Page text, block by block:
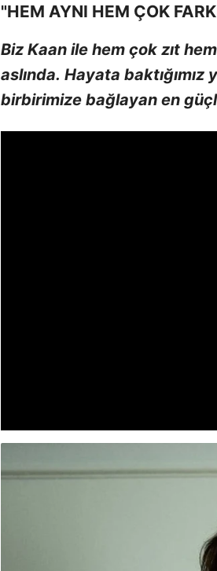
"HEM AYNI HEM ÇOK
Biz Kaan ile hem çok zıt
aslında. Hayata
birbirimize bağlayan en